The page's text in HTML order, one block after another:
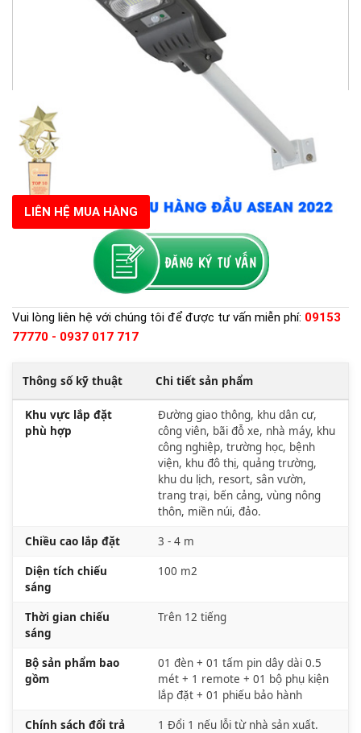
LIÊN HỆ MUA HÀNG
Vui lòng liên hệ với chúng tôi để được tư vấn miễn phí: 09153
77770 - 0937 017 717
Thông số kỹ thuật Chi tiết sản phẩm
Khu vực lắp đặt
phù hợp
Đường giao thông, khu dân cư,
công viên, bãi đỗ xe, nhà máy, khu
công nghiệp, trường học, bệnh
viện, khu đô thị, quảng trường,
khu du lịch, resort, sân vườn,
trang trại, bến cảng, vùng nông
thôn, miền núi, đảo.
Chiều cao lắp đặt 3 - 4 m
Diện tích chiếu
sáng
100 m2
Thời gian chiếu
sáng
Trên 12 tiếng
Bộ sản phẩm bao
gồm
01 đèn + 01 tấm pin dây dài 0.5
mét + 1 remote + 01 bộ phụ kiện
lắp đặt + 01 phiếu bảo hành
Chính sách đổi trả 1 Đổi 1 nếu lỗi từ nhà sản xuất.